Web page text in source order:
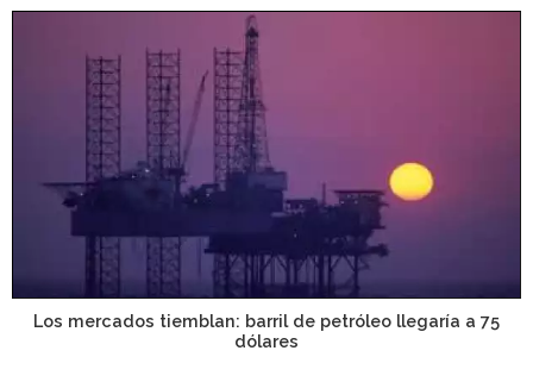
Los mercados tiemblan: barril de petróleo llegaría a 75
dólares